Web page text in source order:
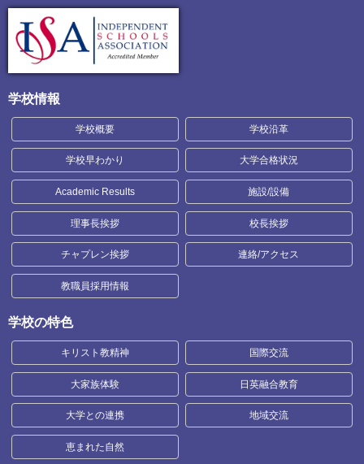
学校情報
学校概要 学校沿革
学校早わかり 大学合格状況
Academic Results 施設/設備
理事長挨拶 校長挨拶
チャプレン挨拶 連絡/アクセス
教職員採用情報
学校の特色
キリスト教精神 国際交流
大家族体験 日英融合教育
大学との連携 地域交流
恵まれた自然